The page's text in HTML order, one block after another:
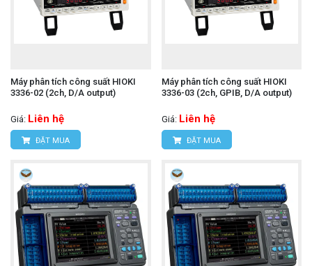
Máy phân tích công suất HIOKI
3336-02 (2ch, D/A output)
Giá: Liên hệ
ĐẶT MUA
Máy phân tích công suất HIOKI
3336-03 (2ch, GPIB, D/A output)
Giá: Liên hệ
ĐẶT MUA